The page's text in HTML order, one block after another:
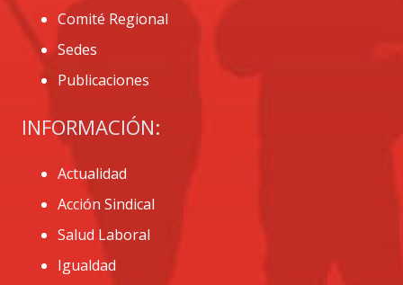
Comité Regional
Sedes
Publicaciones
INFORMACIÓN:
Actualidad
Acción Sindical
Salud Laboral
Igualdad